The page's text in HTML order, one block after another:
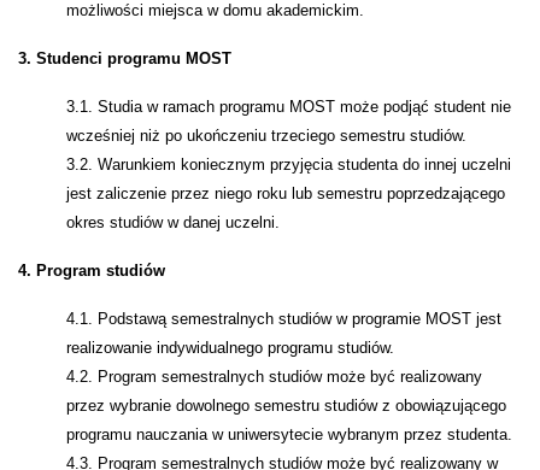
możliwości miejsca w domu akademickim.
3. Studenci programu MOST
3.1. Studia w ramach programu MOST może podjąć student nie
wcześniej niż po ukończeniu trzeciego semestru studiów.
3.2. Warunkiem koniecznym przyjęcia studenta do innej uczelni
jest zaliczenie przez niego roku lub semestru poprzedzającego
okres studiów w danej uczelni.
4. Program studiów
4.1. Podstawą semestralnych studiów w programie MOST jest
realizowanie indywidualnego programu studiów.
4.2. Program semestralnych studiów może być realizowany
przez wybranie dowolnego semestru studiów z obowiązującego
programu nauczania w uniwersytecie wybranym przez studenta.
4.3. Program semestralnych studiów może być realizowany w